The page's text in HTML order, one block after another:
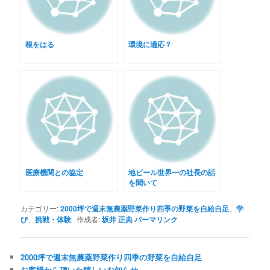
根をはる 環境に適応？
医療機関との協定
地ビール世界一の社長の話
を聞いて
カテゴリー:2000坪で週末無農薬野菜作り四季の野菜を自給自足 、学
び、挑戦・体験 作成者:坂井 正典パーマリンク
2000坪で週末無農薬野菜作り四季の野菜を自給自足